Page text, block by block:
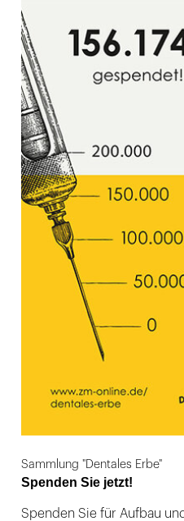
Sammlung "Dentales Erbe"
Spenden Sie jetzt!
Spenden Sie für Aufbau